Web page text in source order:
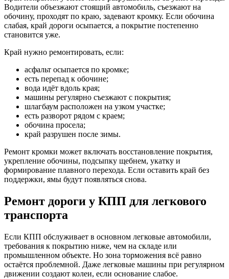
Водители объезжают стоящий автомобиль, съезжают на
обочину, проходят по краю, задевают кромку. Если обочина
слабая, край дороги осыпается, а покрытие постепенно
становится уже.
Край нужно ремонтировать, если:
асфальт осыпается по кромке;
есть перепад к обочине;
вода идёт вдоль края;
машины регулярно съезжают с покрытия;
шлагбаум расположен на узком участке;
есть разворот рядом с краем;
обочина просела;
край разрушен после зимы.
Ремонт кромки может включать восстановление покрытия,
укрепление обочины, подсыпку щебнем, укатку и
формирование плавного перехода. Если оставить край без
поддержки, ямы будут появляться снова.
Ремонт дороги у КПП для легкового
транспорта
Если КПП обслуживает в основном легковые автомобили,
требования к покрытию ниже, чем на складе или
промышленном объекте. Но зона торможения всё равно
остаётся проблемной. Даже легковые машины при регулярном
движении создают колеи, если основание слабое.